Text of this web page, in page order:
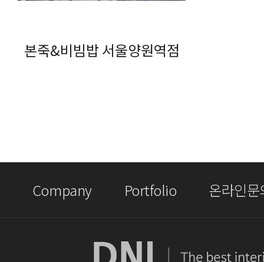
본죽&비빔밥 서울양원역점
Company Portfolio 온라인문